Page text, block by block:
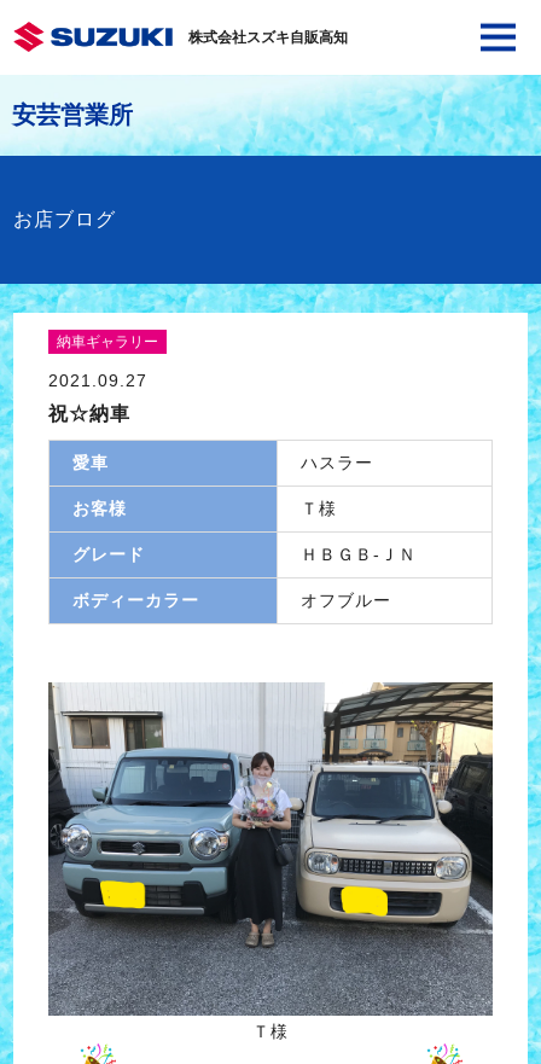
株式会社スズキ自販高知
安芸営業所
お店ブログ
納車ギャラリー
2021.09.27
祝☆納車
愛車 ハスラー
お客様 Ｔ様
グレード ＨＢＧＢ-ＪＮ
ボディーカラー オフブルー
Ｔ様